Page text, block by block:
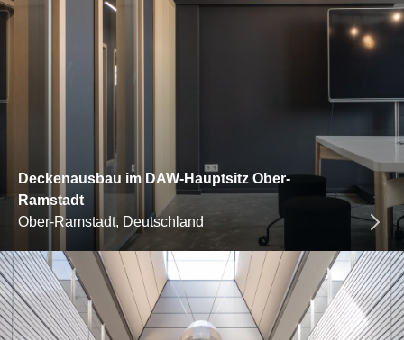
Deckenausbau im DAW-Hauptsitz Ober-
Ramstadt
Ober-Ramstadt, Deutschland